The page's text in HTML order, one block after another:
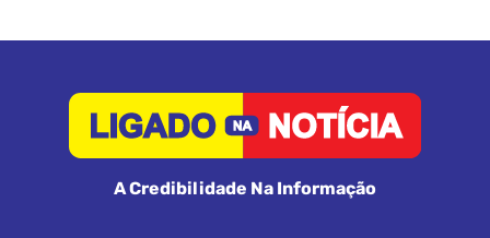
A Credibilidade Na Informação